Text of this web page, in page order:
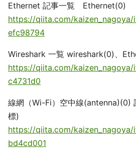
Ethernet 記事一覧 Ethernet(0)
https://qiita.com/
efc98794
Wireshark 一覧 wireshark(0)、
https://qiita.com/
c4731d0
線網（Wi-Fi）空中線(antenna)(0)
標)
https://qiita.com/
bd4cd001